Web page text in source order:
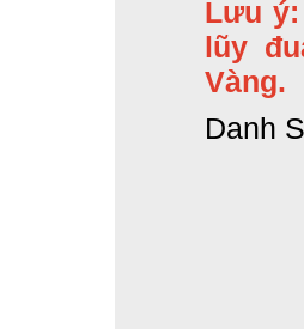
Lưu
lũy
Vàng.
Danh